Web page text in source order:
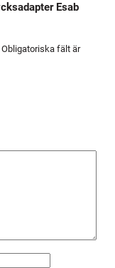
Esab
Obligatoriska fält är